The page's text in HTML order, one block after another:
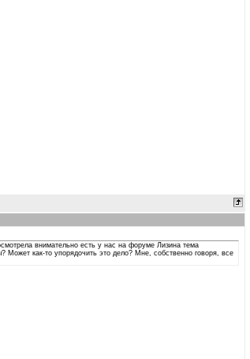
внимательно есть у нас на форуме Лизина тема
Может как-то упорядочить это дело? Мне, собственно говоря, все